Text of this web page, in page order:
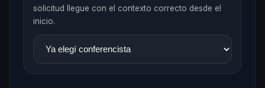
solicitud llegue con el contexto correcto desde el
inicio.